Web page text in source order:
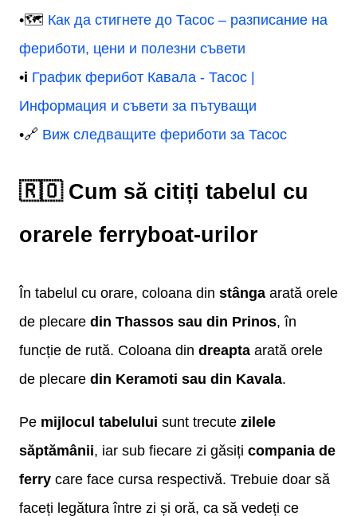
•🗺️ Как да стигнете до Тасос – разписание на
фериботи, цени и полезни съвети
•ℹ️ График ферибот Кавала - Тасос |
Информация и съвети за пътуващи
•🔗 Виж следващите фериботи за Тасос
🇷🇴 Cum să citiți tabelul cu
orarele ferryboat-urilor
În tabelul cu orare, coloana din stânga arată orele
de plecare din Thassos sau din Prinos, în
funcție de rută. Coloana din dreapta arată orele
de plecare din Keramoti sau din Kavala.
Pe mijlocul tabelului sunt trecute zilele
săptămânii, iar sub fiecare zi găsiți compania de
ferry care face cursa respectivă. Trebuie doar să
faceți legătura între zi și oră, ca să vedeți ce